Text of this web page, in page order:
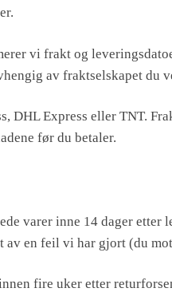
vi frakt og
av fraktselskapet du
DHL Express eller TNT.
før du betaler.
varer inne 14 dager
av en feil vi har gjort (du
fire uker etter